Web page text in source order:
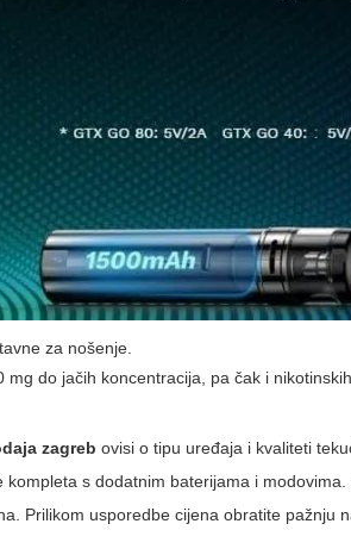
za nošenje.
do jačih koncentracija, pa čak i
zagreb ovisi o tipu uređaja i kvaliteti
s dodatnim baterijama i
Prilikom usporedbe cijena obratite pažnju